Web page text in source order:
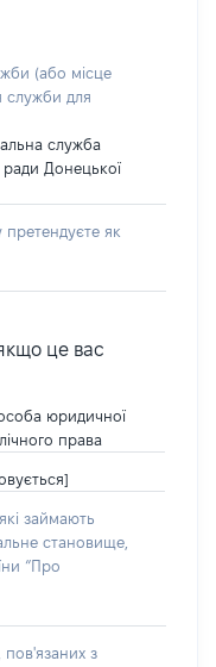
(або місце
служби для
служба
ради Донецької
як
це вас
юридичної
права
займають
становище,
“Про
з